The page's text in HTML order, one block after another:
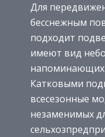
Для
бесснежным
подходит
имеют вид
напоминающих
Катковыми
всесезонные
незаменимых